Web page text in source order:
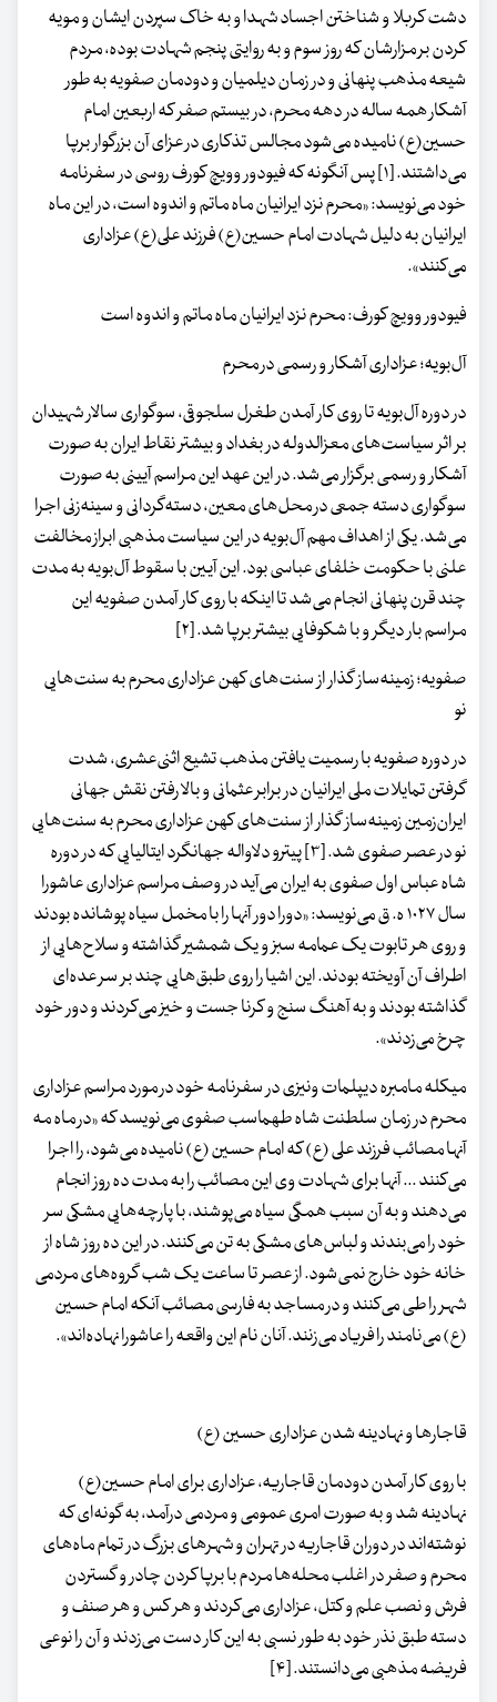
دشت کربلا و شناختن اجساد شهدا و به خاک سپردن ایشان و مویه
کردن بر مزارشان که روز سوم و به روایتی پنجم شهادت بوده، مردم
شیعه مذهب پنهانی و در زمان دیلمیان و دودمان صفویه به طور
آشکار همه ساله در دهه محرم، در بیستم صفر که اربعین امام
حسین(ع) نامیده می‌شود مجالس تذکاری در عزای آن بزرگوار برپا
می‌داشتند. [۱] پس آنگونه که فیودور وویچ کورف روسی در سفرنامه
خود می‌نویسد: «محرم نزد ایرانیان ماه ماتم و اندوه است، در این ماه
ایرانیان به دلیل شهادت امام حسین(ع) فرزند علی(ع) عزاداری
می‌کنند».
فیودور وویچ کورف: محرم نزد ایرانیان ماه ماتم و اندوه است
آل‌بویه؛ عزاداری آشکار و رسمی در محرم
در دوره آل‌بویه تا روی کار آمدن طغرل سلجوقی، سوگواری سالار شهیدان
بر اثر سیاست‌های معزالدوله در بغداد و بیشتر نقاط ایران به صورت
آشکار و رسمی برگزار می‌شد. در این عهد این مراسم آیینی به صورت
سوگواری دسته جمعی در محل‌های معین، دسته‌گردانی و سینه‌زنی اجرا
می‌شد. یکی از اهداف مهم آل‌بویه در این سیاست مذهبی ابراز مخالفت
علنی با حکومت خلفای عباسی بود. این آیین با سقوط آل‌بویه به مدت
چند قرن پنهانی انجام می‌شد تا اینکه با روی کار آمدن صفویه این
مراسم بار دیگر و با شکوفایی بیشتر برپا شد. [۲]
صفویه؛ زمینه‌ساز گذار از سنت‌های کهن عزاداری محرم به سنت‌هایی
نو
در دوره صفویه با رسمیت یافتن مذهب تشیع اثنی‌عشری، شدت
گرفتن تمایلات ملی ایرانیان در برابر عثمانی و بالا رفتن نقش جهانی
ایران‌زمین زمینه‌ساز گذار از سنت‌های کهن عزاداری محرم به سنت‌هایی
نو در عصر صفوی شد. [۳] پیترو دلاواله جهانگرد ایتالیایی که در دوره
شاه عباس اول صفوی به ایران می‌آید در وصف مراسم عزاداری عاشورا
سال ۱۰۲۷ ه. ق می‌نویسد: «دورا دور آنها را با مخمل سیاه پوشانده بودند
و روی هر تابوت یک عمامه سبز و یک شمشیر گذاشته و سلاح‌هایی از
اطراف آن آویخته بودند. این اشیا را روی طبق‌هایی چند بر سر عده‌ای
گذاشته بودند و به آهنگ سنج و کرنا جست و خیز می‌کردند و دور خود
چرخ می‌زدند».
میکله مامبره دیپلمات ونیزی در سفرنامه خود در مورد مراسم عزاداری
محرم در زمان سلطنت شاه طهماسب صفوی می‌نویسد که «در ماه مه
آنها مصائب فرزند علی (ع) که امام حسین (ع) نامیده می‌شود، را اجرا
می‌کنند ... آنها برای شهادت وی این مصائب را به مدت ده روز انجام
می‌دهند و به آن سبب همگی سیاه می‌پوشند، با پارچه‌هایی مشکی سر
خود را می‌بندند و لباس‌های مشکی به تن می‌کنند. در این ده روز شاه از
خانه خود خارج نمی‌شود. از عصر تا ساعت یک شب گروه‌های مردمی
شهر را طی می‌کنند و در مساجد به فارسی مصائب آنکه امام حسین
(ع) می‌نامند را فریاد می‌زنند. آنان نام این واقعه را عاشورا نهاده‌اند».
قاجارها و نهادینه شدن عزاداری حسین (ع)
با روی کار آمدن دودمان قاجاریه، عزاداری برای امام حسین(ع)
نهادینه شد و به صورت امری عمومی و مردمی درآمد، به گونه‌ای که
نوشته‌اند در دوران قاجاریه در تهران و شهرهای بزرگ در تمام ماه‌های
محرم و صفر در اغلب محله‌ها مردم با برپا کردن چادر و گستردن
فرش و نصب علم و کتل، عزاداری می‌کردند و هر کس و هر صنف و
دسته طبق نذر خود به طور نسبی به این کار دست می‌زدند و آن را نوعی
فریضه مذهبی می‌دانستند. [۴]